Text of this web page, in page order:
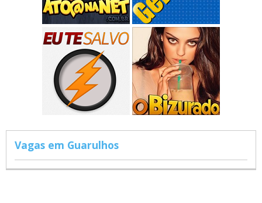
Vagas em Guarulhos